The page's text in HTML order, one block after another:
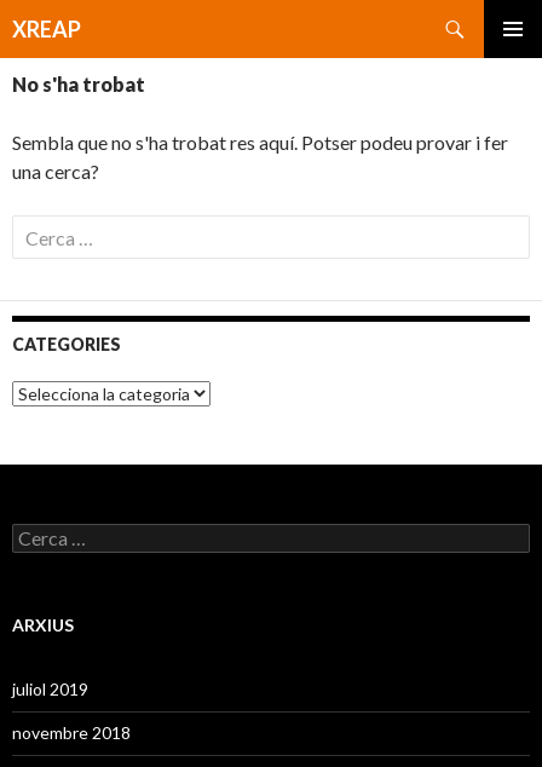
XREAP
AL
No s'ha trobat
Sembla que no s'ha trobat res aquí. Potser podeu provar i fer
una cerca?
e
c
a
CATEGORIES
C
a
r
C
e
a
ARXIUS
juliol 2019
novembre 2018